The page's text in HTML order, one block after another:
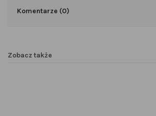
Komentarze (0)
Zobacz także